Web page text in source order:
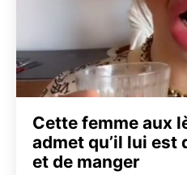
Cette femme aux
admet qu’il lui
et de manger